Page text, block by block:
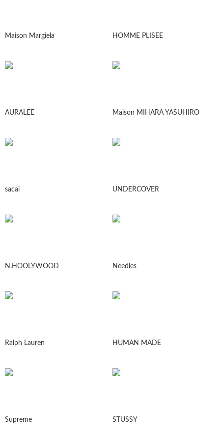
Maison Margiela HOMME PLISEE
AURALEE Maison MIHARA YASUHIRO
sacai UNDERCOVER
N.HOOLYWOOD Needles
Ralph Lauren HUMAN MADE
Supreme STUSSY